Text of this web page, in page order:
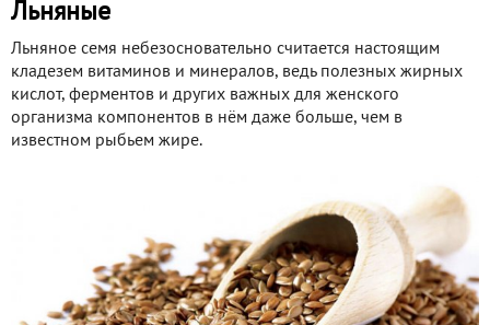
Льняные
Льняное семя небезосновательно считается настоящим
кладезем витаминов и минералов, ведь полезных жирных
кислот, ферментов и других важных для женского
организма компонентов в нём даже больше, чем в
известном рыбьем жире.